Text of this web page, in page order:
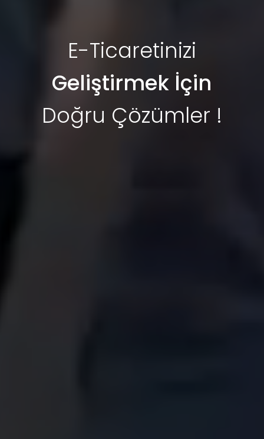
E-Ticaretinizi
Geliştirmek İçin
Doğru Çözümler !